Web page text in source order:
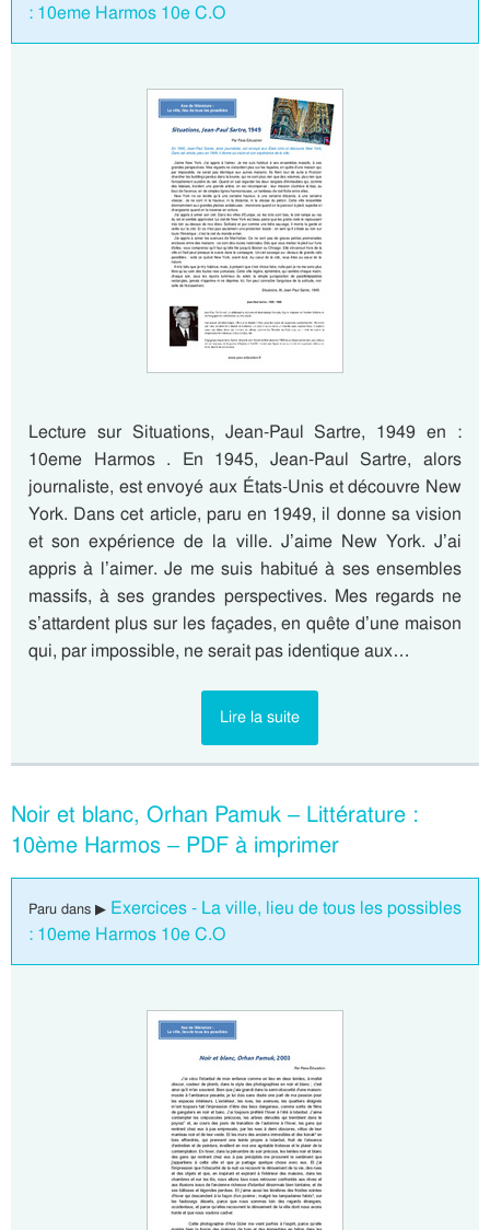
: 10eme Harmos 10e C.O
Lecture sur Situations, Jean-Paul Sartre, 1949 en :
10eme Harmos . En 1945, Jean-Paul Sartre, alors
journaliste, est envoyé aux États-Unis et découvre New
York. Dans cet article, paru en 1949, il donne sa vision
et son expérience de la ville. J’aime New York. J’ai
appris à l’aimer. Je me suis habitué à ses ensembles
massifs, à ses grandes perspectives. Mes regards ne
s’attardent plus sur les façades, en quête d’une maison
qui, par impossible, ne serait pas identique aux…
Lire la suite
Noir et blanc, Orhan Pamuk – Littérature :
10ème Harmos – PDF à imprimer
Paru dans ▶ Exercices - La ville, lieu de tous les possibles
: 10eme Harmos 10e C.O